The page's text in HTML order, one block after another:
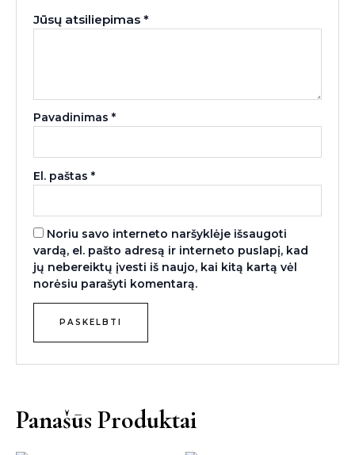
Jūsų atsiliepimas*
Pavadinimas*
El. paštas*
Noriu savo interneto naršyklėje išsaugoti
vardą, el. pašto adresą ir interneto puslapį, kad
jų nebereiktų įvesti iš naujo, kai kitą kartą vėl
norėsiu parašyti komentarą.
Panašūs Produktai